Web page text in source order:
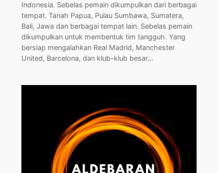
Indonesia. Sebelas pemain dikumpulkan dari berbagai
tempat. Tanah Papua, Pulau Sumbawa, Sumatera,
Bali, Jawa dan berbagai tempat lain. Sebelas pemain
dikumpulkan untuk membentuk tim tangguh. Yang
bersiap mengalahkan Real Madrid, Manchester
United, Barcelona, dan klub-klub besar…